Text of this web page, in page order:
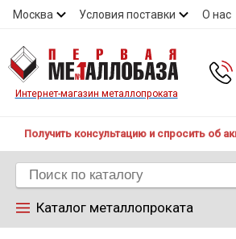
Москва Условия поставки О нас
Контакты
Интернет-магазин металлопроката
Получить консультацию и спросить об
Каталог металлопроката